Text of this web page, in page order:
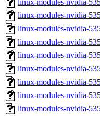
linux-modules-nvidia-
linux-modules-nvidia-
linux-modules-nvidia-
linux-modules-nvidia-
linux-modules-nvidia-
linux-modules-nvidia-
linux-modules-nvidia-
linux-modules-nvidia-
linux-modules-nvidia-